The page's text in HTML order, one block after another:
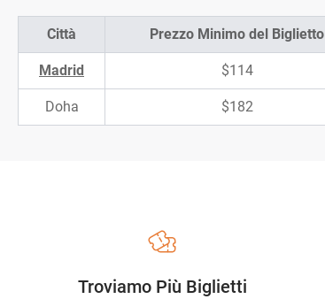
Città Prezzo Minimo del Biglietto
Madrid $114
Doha $182
Troviamo Più Biglietti